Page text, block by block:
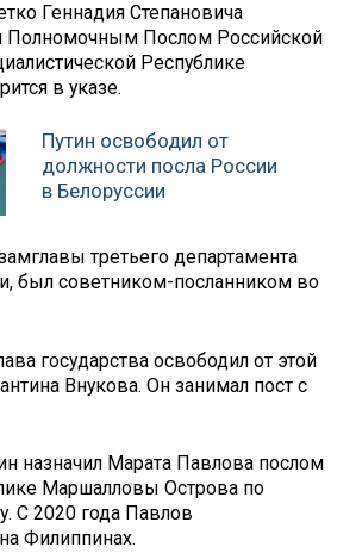
Геннадия Степановича
Послом Российской
Республике
в указе.
Путин освободил от
должности посла России
в Белоруссии
третьего департамента
был советником-посланником во
государства освободил от этой
Внукова. Он занимал пост с
назначил Марата Павлова послом
Маршалловы Острова по
С 2020 года Павлов
Филиппинах.